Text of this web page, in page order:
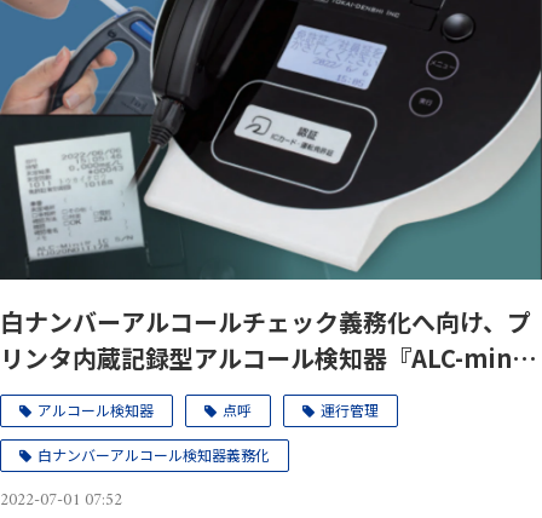
白ナンバーアルコールチェック義務化へ向け、プ
リンタ内蔵記録型アルコール検知器『ALC-mini
Ⅳ IC 』記録紙フォーマットをバージョンアッ
プ！
アルコール検知器 点呼 運行管理
白ナンバーアルコール検知器義務化
2022-07-01 07:52